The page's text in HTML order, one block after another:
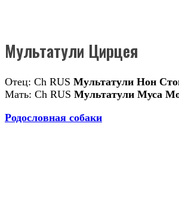
Мультатули Цирцея
Отец: Ch RUS Мультатули Нон
Мать: Ch RUS Мультатули Муса
Родословная собаки